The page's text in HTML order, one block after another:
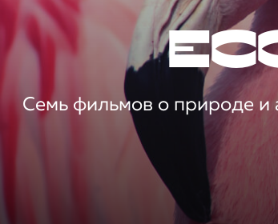
Семь фильмов о природе и